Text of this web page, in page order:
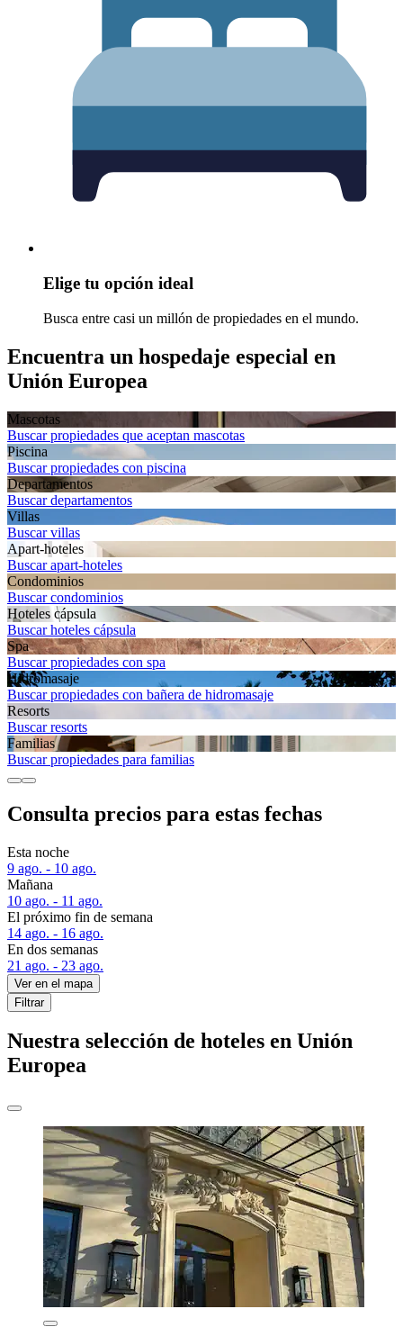
Elige tu opción ideal
Busca entre casi un millón de propiedades en el mundo.
Encuentra un hospedaje especial en
Unión Europea
Mascotas
Buscar propiedades que aceptan mascotas
Piscina
Buscar propiedades con piscina
Departamentos
Buscar departamentos
Villas
Buscar villas
Apart-hoteles
Buscar apart-hoteles
Condominios
Buscar condominios
Hoteles cápsula
Buscar hoteles cápsula
Spa
Buscar propiedades con spa
Hidromasaje
Buscar propiedades con bañera de hidromasaje
Resorts
Buscar resorts
Familias
Buscar propiedades para familias
Consulta precios para estas fechas
Esta noche
9 ago. - 10 ago.
Mañana
10 ago. - 11 ago.
El próximo fin de semana
14 ago. - 16 ago.
En dos semanas
21 ago. - 23 ago.
Ver en el mapa
Filtrar
Nuestra selección de hoteles en Unión
Europea